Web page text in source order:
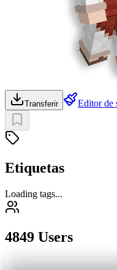
Transferir Editor de
Etiquetas
Loading tags...
4849 Users